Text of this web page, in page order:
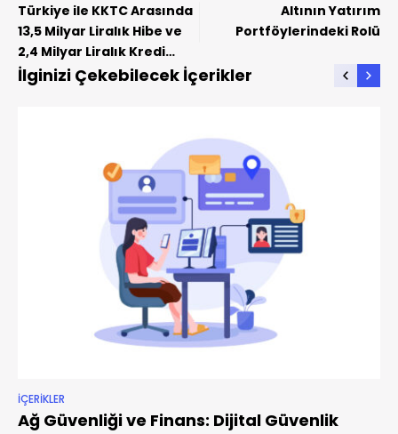
Türkiye ile KKTC Arasında
13,5 Milyar Liralık Hibe ve
2,4 Milyar Liralık Kredi
Anlaşması Onaylandı
Altının Yatırım
Portföylerindeki Rolü
İlginizi Çekebilecek İçerikler
İÇERIKLER
Ağ Güvenliği ve Finans: Dijital Güvenlik